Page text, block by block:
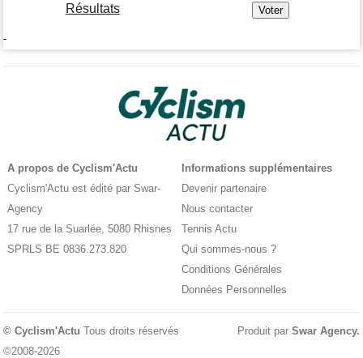
Résultats
-
A propos de Cyclism'Actu
Cyclism'Actu est édité par Swar-
Agency
17 rue de la Suarlée, 5080 Rhisnes
SPRLS BE 0836.273.820
Informations supplémentaires
Devenir partenaire
Nous contacter
Tennis Actu
Qui sommes-nous ?
Conditions Générales
Données Personnelles
© Cyclism'Actu Tous droits réservés
©2008-2026
Produit par Swar Agency.